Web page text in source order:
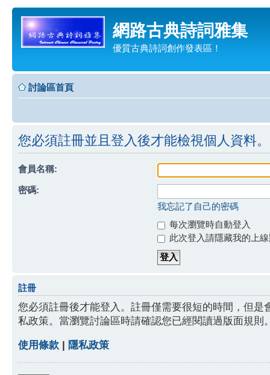
網路古典詩詞雅集
優質古典詩詞創作發表區！
討論區首頁
您必須註冊並且登入後才能檢視個人資料。
會員名稱:
密碼:
我忘記了自己的密碼
每次瀏覽時自動登入
此次登入請隱藏我的上
註冊
您必須註冊後才能登入。註冊僅需要很短的時間，但
私政策。當瀏覽討論區時請確認您已經閱讀過版面規則
使用條款 | 隱私政策